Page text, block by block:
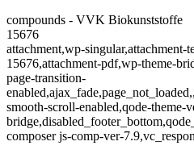
compounds - VVK Biokunststoffe
15676
attachment,wp-singular,attachment-
15676,attachment-pdf,wp-theme-
page-transition-
smooth-scroll-enabled,qode-theme-
composer js-comp-ver-